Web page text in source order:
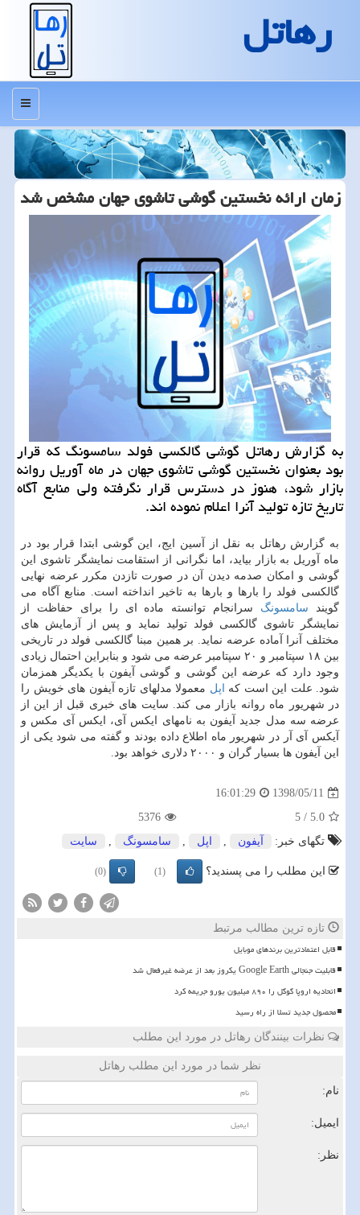
رهاتل
منو
زمان ارائه نخستین گوشی تاشوی جهان مشخص شد
به گزارش رهاتل گوشی گالكسی فولد سامسونگ كه قرار
بود بعنوان نخستین گوشی تاشوی جهان در ماه آوریل روانه
بازار شود، هنوز در دسترس قرار نگرفته ولی منابع آگاه
تاریخ تازه تولید آنرا اعلام نموده اند.
به گزارش رهاتل به نقل از آسین ایج، این گوشی ابتدا قرار بود در
ماه آوریل به بازار بیاید، اما نگرانی از استقامت نمایشگر تاشوی این
گوشی و امكان صدمه دیدن آن در صورت تازدن مكرر عرضه نهایی
گالكسی فولد را بارها و بارها به تاخیر انداخته است. منابع آگاه می
گویند سامسونگ سرانجام توانسته ماده ای را برای حفاظت از
نمایشگر تاشوی گالكسی فولد تولید نماید و پس از آزمایش های
مختلف آنرا آماده عرضه نماید. بر همین مبنا گالكسی فولد در تاریخی
بین ۱۸ سپتامبر و ۲۰ سپتامبر عرضه می شود و بنابراین احتمال زیادی
وجود دارد كه عرضه این گوشی و گوشی آیفون با یكدیگر همزمان
شود. علت این است كه اپل معمولا مدلهای تازه آیفون های خویش را
در شهریور ماه روانه بازار می كند. سایت های خبری قبل از این از
عرضه سه مدل جدید آیفون به نامهای ایكس آی، ایكس آی مكس و
آیكس آی آر در شهریور ماه اطلاع داده بودند و گفته می شود یكی از
این آیفون ها بسیار گران و ۲۰۰۰ دلاری خواهد بود.
1398/05/11
16:01:29
5.0
/
5
5376
تگهای خبر:
آیفون , اپل , سامسونگ , سایت
این مطلب را می پسندید؟ (1)
(0)
تازه ترین مطالب مرتبط
قابل اعتمادترین برندهای موبایل
قابلیت جنجالی Google Earth یکروز بعد از عرضه غیرفعال شد
اتحادیه اروپا گوگل را ۸۹۰ میلیون یورو جریمه کرد
محصول جدید تسلا از راه رسید
نظرات بینندگان رهاتل در مورد این مطلب
نظر شما در مورد این مطلب رهاتل
نام:
ایمیل:
نظر: